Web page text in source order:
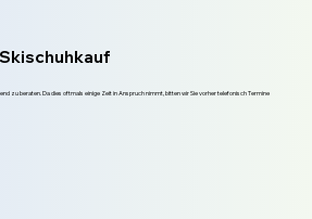
zu beraten. Da dies oftmals einige Zeit in Anspruch nimmt, bitten wir Sie vorher telefonisch Termine